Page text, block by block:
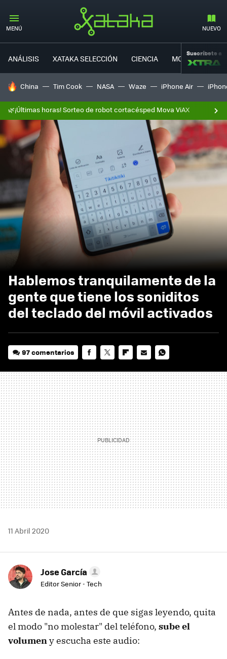
MENÚ NUEVO
ANÁLISIS XATAKA SELECCIÓN CIENCIA MOVILIDAD
Suscríbete a
HOY SE HABLA DE
China Tim Cook NASA Waze iPhone Air
🌿¡Últimas horas! Sorteo de robot cortacésped Mova ViAX
Hablemos tranquilamente de la
gente que tiene los soniditos
del teclado del móvil activados
97 comentarios
MAIL
11 Abril 2020
Jose García
Editor Senior - Tech
Antes de nada, antes de que sigas leyendo, quita
el modo "no molestar" del teléfono, sube el
volumeny escucha este audio: